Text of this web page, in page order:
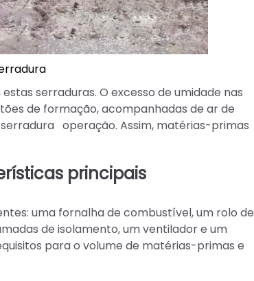
serraduras. O excesso de umidade nas
de formação, acompanhadas de ar de
operação. Assim, matérias-primas
principais
uma fornalha de combustível, um rolo de
de isolamento, um ventilador e um
para o volume de matérias-primas e